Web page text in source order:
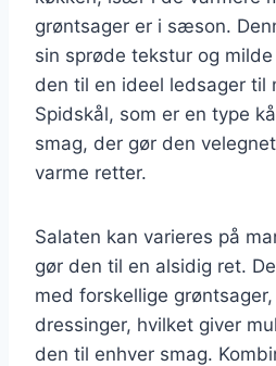
grøntsager er i sæson.
sin sprøde tekstur og
den til en ideel ledsager til
Spidskål, som er en type
smag, der gør den
varme retter.
Salaten kan varieres på
gør den til en alsidig ret.
med forskellige
dressinger, hvilket giver
den til enhver smag.